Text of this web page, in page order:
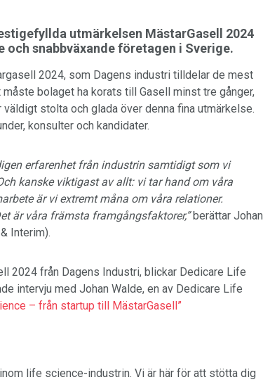
utmärkelsen MästarGasell 2024
snabbväxande företagen i Sverige.
2024, som Dagens industri tilldelar de mest
bolaget ha korats till Gasell minst tre gånger,
stolta och glada över denna fina utmärkelse.
konsulter och kandidater.
erfarenhet från industrin samtidigt som vi
kanske viktigast av allt: vi tar hand om våra
är vi extremt måna om våra relationer.
är våra främsta framgångsfaktorer,”berättar Johan
Interim).
2024 från Dagens Industri, blickar Dedicare Life
intervju med Johan Walde, en av Dedicare Life
– från startup till MästarGasell”
life science-industrin. Vi är här för att stötta dig